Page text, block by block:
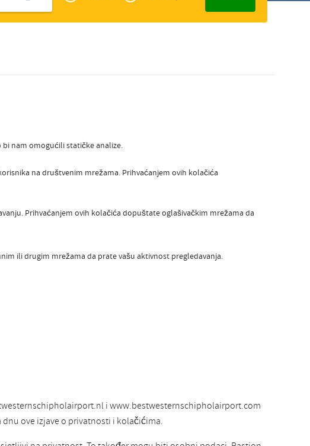
nam omogućili statičke analize.
na društvenim mrežama. Prihvaćanjem ovih kolačića
Prihvaćanjem ovih kolačića dopuštate oglašivačkim mrežama da
ili drugim mrežama da prate vašu aktivnost pregledavanja.
i www.bestwesternschipholairport.com
dnu ove izjave o privatnosti i kolačićima.